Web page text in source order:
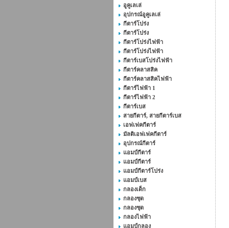
อูคูเลเล่
อุปกรณ์อูคูเลเล่
กีตาร์โปร่ง
กีตาร์โปร่ง
กีตาร์โปร่งไฟฟ้า
กีตาร์โปร่งไฟฟ้า
กีตาร์เบสโปร่งไฟฟ้า
กีตาร์คลาสสิค
กีตาร์คลาสสิคไฟฟ้า
กีตาร์ไฟฟ้า 1
กีตาร์ไฟฟ้า 2
กีตาร์เบส
สายกีตาร์, สายกีตาร์เบส
เอฟเฟคกีตาร์
มัลติเอฟเฟคกีตาร์
อุปกรณ์กีตาร์
แอมป์กีตาร์
แอมป์กีตาร์
แอมป์กีตาร์โปร่ง
แอมป์เบส
กลองเด็ก
กลองชุด
กลองชุด
กลองไฟฟ้า
แอมป์กลอง